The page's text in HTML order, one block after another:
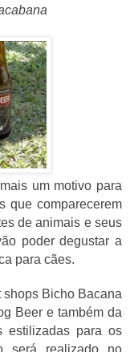
um motivo para
que comparecerem
de animais e seus
poder degustar a
para cães.
Bicho Bacana
Beer e também da
estilizadas para os
será realizado no